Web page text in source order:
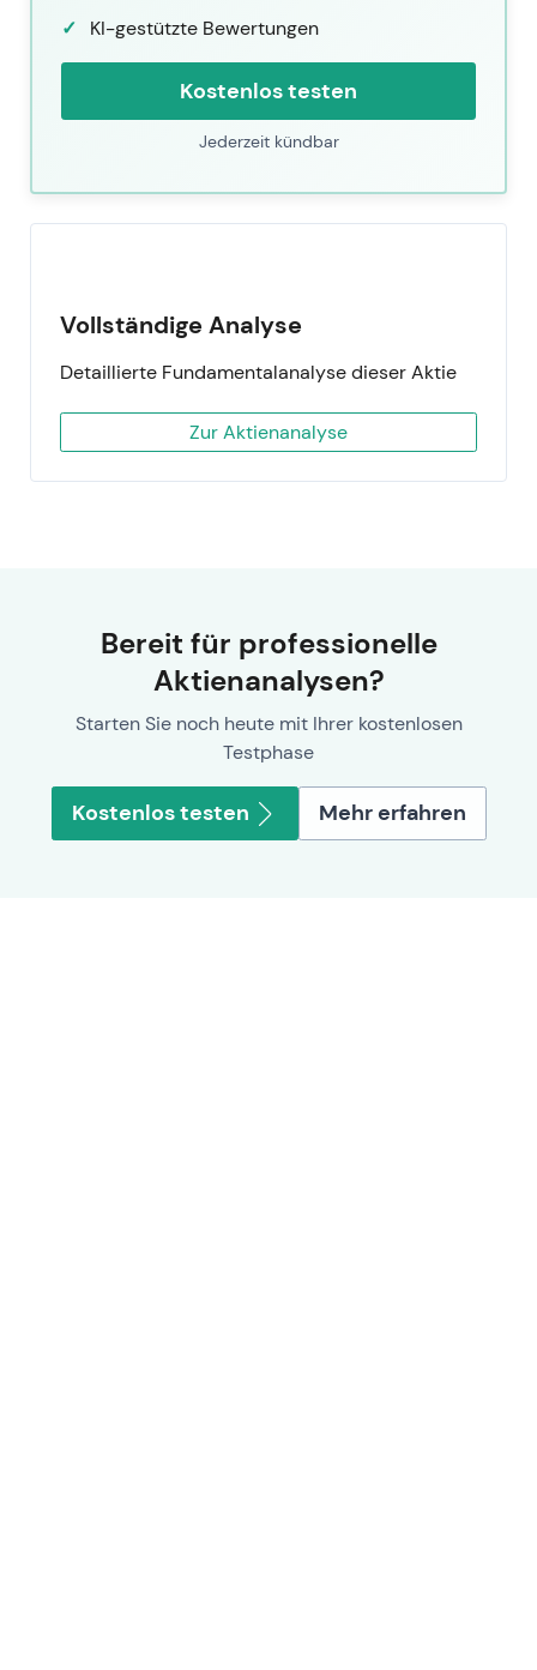
KI-gestützte Bewertungen
Kostenlos testen
Jederzeit kündbar
Vollständige Analyse
Detaillierte Fundamentalanalyse dieser Aktie
Zur Aktienanalyse
Bereit für professionelle
Aktienanalysen?
Starten Sie noch heute mit Ihrer kostenlosen
Testphase
Kostenlos testen Mehr erfahren